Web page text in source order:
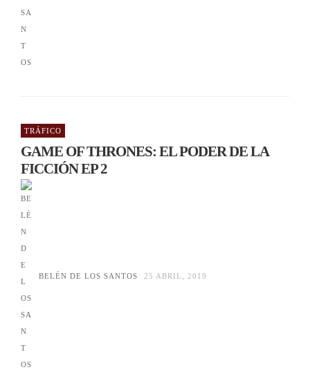
TRÁFICO
GAME OF THRONES: EL PODER DE LA
FICCIÓN EP 2
BELÉN DE LOS SANTOS 25 ABRIL, 2019